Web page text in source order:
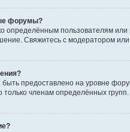
форумы?
определённым пользователям
Свяжитесь с модератором
предоставлено на уровне
членам определённых